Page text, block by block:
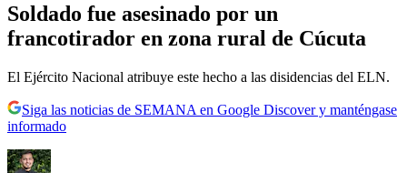
Soldado fue asesinado por un
francotirador en zona rural de Cúcuta
El Ejército Nacional atribuye este hecho a las disidencias del ELN.
Siga las noticias de SEMANA en Google Discover y manténgase
informado